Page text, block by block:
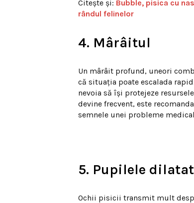
Citește și: Bubble, pisica cu
rândul felinelor
4. Mârâitul
Un mârâit profund, uneori
că situația poate escalada
nevoia să își protejeze
devine frecvent, este
semnele unei probleme
5. Pupilele
Ochii pisicii transmit mult